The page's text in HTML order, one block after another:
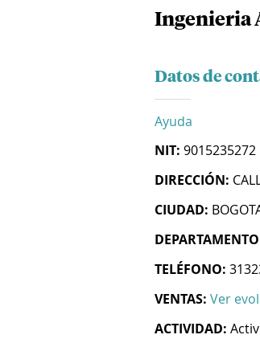
Ingenieria
Datos de
Ayuda
NIT: 9015235272
DIRECCIÓN:
CIUDAD:
TELÉFONO:
VENTAS: Ver
ACTIVIDAD: